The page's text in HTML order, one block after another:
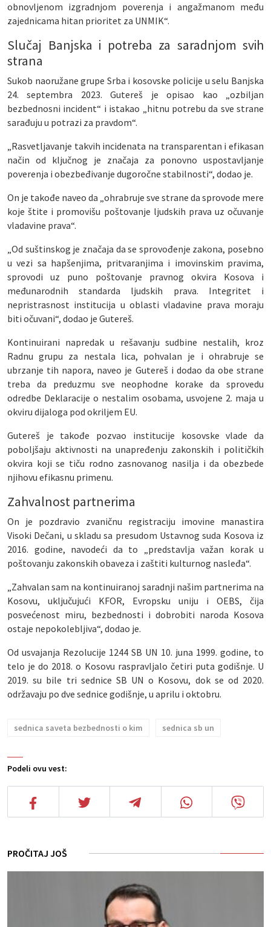
Podeli ovu vest:
obnovljenom izgradnjom poverenja i angažmanom među
zajednicama hitan prioritet za UNMIK“.
Slučaj Banjska i potreba za saradnjom svih
strana
Sukob naoružane grupe Srba i kosovske policije u selu Banjska
24. septembra 2023. Gutereš je opisao kao „ozbiljan
bezbednosni incident“ i istakao „hitnu potrebu da sve strane
sarađuju u potrazi za pravdom“.
„Rasvetljavanje takvih incidenata na transparentan i efikasan
način od ključnog je značaja za ponovno uspostavljanje
poverenja i obezbeđivanje dugoročne stabilnosti“, dodao je.
On je takođe naveo da „ohrabruje sve strane da sprovode mere
koje štite i promovišu poštovanje ljudskih prava uz očuvanje
vladavine prava“.
„Od suštinskog je značaja da se sprovođenje zakona, posebno
u vezi sa hapšenjima, pritvaranjima i imovinskim pravima,
sprovodi uz puno poštovanje pravnog okvira Kosova i
međunarodnih standarda ljudskih prava. Integritet i
nepristrasnost institucija u oblasti vladavine prava moraju
biti očuvani“, dodao je Gutereš.
Kontinuirani napredak u rešavanju sudbine nestalih, kroz
Radnu grupu za nestala lica, pohvalan je i ohrabruje se
ubrzanje tih napora, naveo je Gutereš i dodao da obe strane
treba da preduzmu sve neophodne korake da sprovedu
odredbe Deklaracije o nestalim osobama, usvojene 2. maja u
okviru dijaloga pod okriljem EU.
Gutereš je takođe pozvao institucije kosovske vlade da
poboljšaju aktivnosti na unapređenju zakonskih i političkih
okvira koji se tiču rodno zasnovanog nasilja i da obezbede
njihovu efikasnu primenu.
Zahvalnost partnerima
On je pozdravio zvaničnu registraciju imovine manastira
Visoki Dečani, u skladu sa presudom Ustavnog suda Kosova iz
2016. godine, navodeći da to „predstavlja važan korak u
poštovanju zakonskih obaveza i zaštiti kulturnog nasleđa“.
„Zahvalan sam na kontinuiranoj saradnji našim partnerima na
Kosovu, uključujući KFOR, Evropsku uniju i OEBS, čija
posvećenost miru, bezbednosti i dobrobiti naroda Kosova
ostaje nepokolebljiva“, dodao je.
Od usvajanja Rezolucije 1244 SB UN 10. juna 1999. godine, to
telo je do 2018. o Kosovu raspravljalo četiri puta godišnje. U
2019. su bile tri sednice SB UN o Kosovu, dok se od 2020.
održavaju po dve sednice godišnje, u aprilu i oktobru.
sednica saveta bezbednosti o kim sednica sb un
PROČITAJ JOŠ